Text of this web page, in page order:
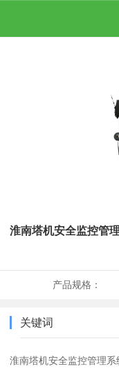
淮南塔机安全监控管
产品规格：
关键词
淮南塔机安全监控管理系